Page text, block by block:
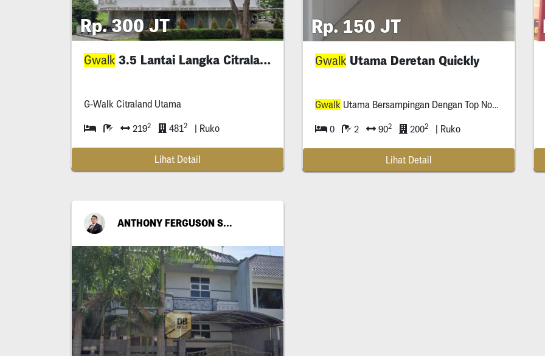
Rp. 300 JT
Gwalk 3.5 Lantai Langka Citraland
G-Walk Citraland Utama
2192 4812 | Ruko
Lihat Detail
Rp. 150 JT
Gwalk Utama Deretan Quickly
Gwalk Utama Bersampingan Dengan Top Noodle Dan Quickly
0 2 902 2002 | Ruko
Lihat Detail
ANTHONY FERGUSON STENLIE